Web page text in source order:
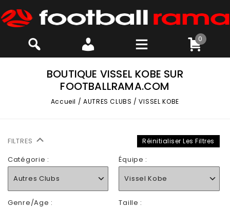
0
BOUTIQUE VISSEL KOBE SUR
FOOTBALLRAMA.COM
Accueil /AUTRES CLUBS /VISSEL KOBE
FILTRES Réinitialiser Les Filtres
Catégorie :
Autres Clubs
Équipe :
Vissel Kobe
Genre/Age :
Taille :